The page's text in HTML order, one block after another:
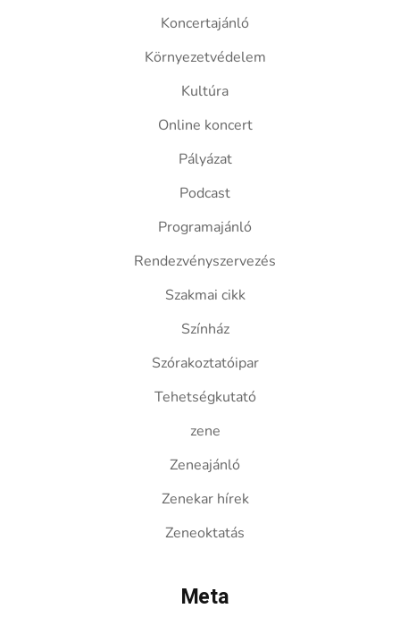
Koncertajánló
Környezetvédelem
Kultúra
Online koncert
Pályázat
Podcast
Programajánló
Rendezvényszervezés
Szakmai cikk
Színház
Szórakoztatóipar
Tehetségkutató
zene
Zeneajánló
Zenekar hírek
Zeneoktatás
Meta